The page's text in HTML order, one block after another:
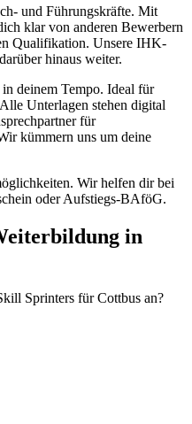
und Führungskräfte. Mit
klar von anderen Bewerbern
Qualifikation. Unsere IHK-
hinaus weiter.
deinem Tempo. Ideal für
Unterlagen stehen digital
für
kümmern uns um deine
Wir helfen dir bei
oder Aufstiegs-BAföG.
in
Sprinters für Cottbus an?